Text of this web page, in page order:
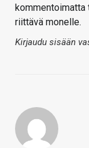
kommentoimatta
riittävä monelle.
Kirjaudu sisään